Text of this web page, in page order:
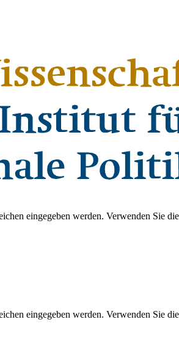
eingegeben werden. Verwenden Sie
eingegeben werden. Verwenden Sie